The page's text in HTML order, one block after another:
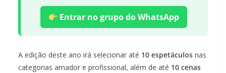
Entrar no grupo do WhatsApp
A edição deste ano irá selecionar até 10 espetáculos nas
categorias amador e profissional, além de até 10 cenas